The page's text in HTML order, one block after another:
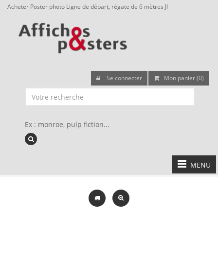
Acheter Poster photo Ligne de départ, régate de 6 mètres JI
Se connecter Mon panier (0)
Ex : monroe, pulp fiction...
MENU